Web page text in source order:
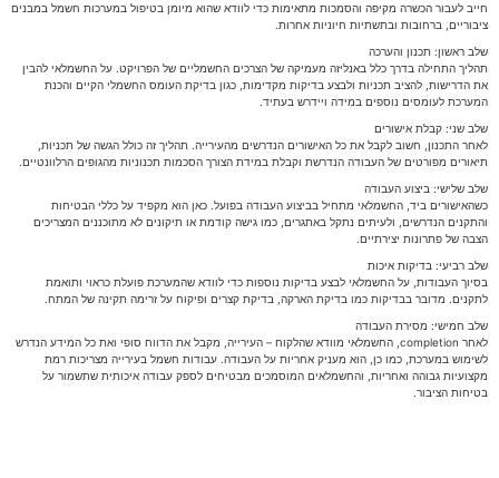
חייב לעבור הכשרה מקיפה והסמכות מתאימות כדי לוודא שהוא מיומן בטיפול במערכות חשמל במבנים
ציבוריים, ברחובות ובתשתיות חיוניות אחרות.
שלב ראשון: תכנון והערכה
תהליך התחילה בדרך כלל באנליזה מעמיקה של הצרכים החשמליים של הפרויקט. על החשמלאי להבין
את הדרישות, להציב תכניות ולבצע בדיקות מקדימות, כגון בדיקת העומס החשמלי הקיים והכנת
המערכת לעומסים נוספים במידה ויידרש בעתיד.
שלב שני: קבלת אישורים
לאחר התכנון, חשוב לקבל את כל האישורים הנדרשים מהעירייה. תהליך זה כולל הגשה של תכניות,
תיאורים מפורטים של העבודה הנדרשת וקבלת במידת הצורך הסכמות תכנוניות מהגופים הרלוונטיים.
שלב שלישי: ביצוע העבודה
כשהאישורים ביד, החשמלאי מתחיל בביצוע העבודה בפועל. כאן הוא מקפיד על כללי הבטיחות
והתקנים הנדרשים, ולעיתים נתקל באתגרים, כמו גישה קודמת או תיקונים לא מתוכננים המצריכים
הצבה של פתרונות יצירתיים.
שלב רביעי: בדיקות איכות
בסיוך העבודות, על החשמלאי לבצע בדיקות נוספות כדי לוודא שהמערכת פועלת כראוי ותואמת
לתקנים. מדובר בבדיקות כמו בדיקת הארקה, בדיקת קצרים ופיקוח על זרימה תקינה של המתח.
שלב חמישי: מסירת העבודה
לאחר completion, החשמלאי מוודא שהלקוח – העירייה, מקבל את הדווח סופי ואת כל המידע הנדרש
לשימוש במערכת, כמו כן, הוא מעניק אחריות על העבודה. עבודות חשמל בעירייה מצריכות רמת
מקצועיות גבוהה ואחריות, והחשמלאים המוסמכים מבטיחים לספק עבודה איכותית שתשמור על
בטיחות הציבור.